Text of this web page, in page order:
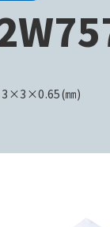
3×3×0.65(㎜)